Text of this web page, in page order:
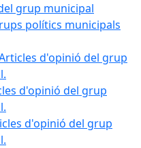
grup municipal
polítics municipals
Articles d'opinió del grup
d'opinió del grup
d'opinió del grup